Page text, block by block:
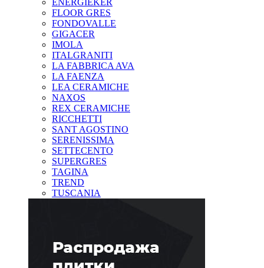
ENERGIEKER
FLOOR GRES
FONDOVALLE
GIGACER
IMOLA
ITALGRANITI
LA FABBRICA AVA
LA FAENZA
LEA CERAMICHE
NAXOS
REX CERAMICHE
RICCHETTI
SANT AGOSTINO
SERENISSIMA
SETTECENTO
SUPERGRES
TAGINA
TREND
TUSCANIA